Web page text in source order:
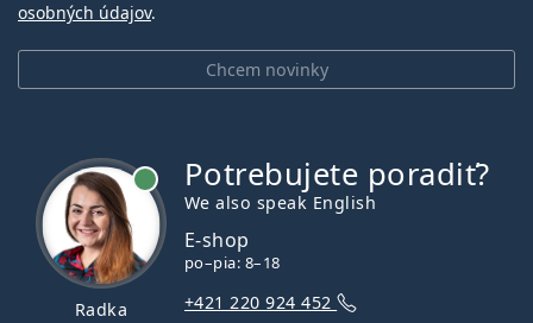
Chcem novinky
osobných údajov.
Radka
Potrebujete poradiť?
We also speak English
E-shop
po–pia: 8–18
+421 220 924 452